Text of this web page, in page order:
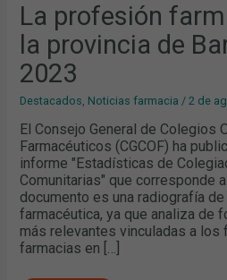
La profesión
la provincia de
2023
Destacados, Noticias farmacia /2 de
El Consejo General de Colegios
Farmacéuticos (CGCOF) ha
informe "Estadísticas de
Comunitarias" que corresponde
documento es una radiografía
farmacéutica, ya que analiza de
más relevantes vinculadas a los
farmacias en […]